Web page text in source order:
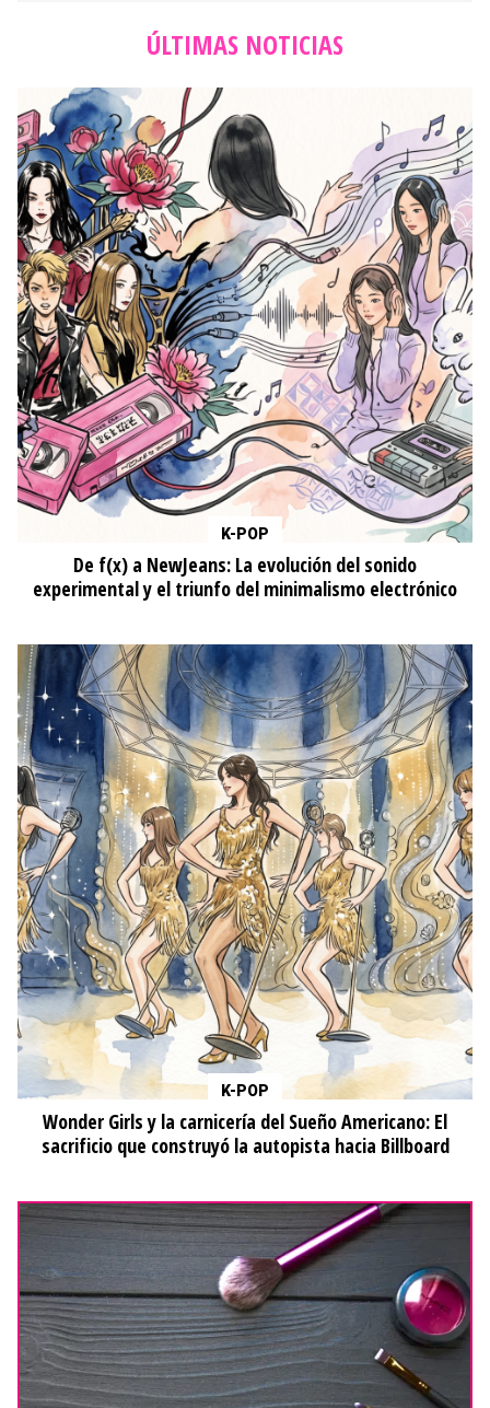
ÚLTIMAS NOTICIAS
K-POP
De f(x) a NewJeans: La evolución del sonido
experimental y el triunfo del minimalismo electrónico
K-POP
Wonder Girls y la carnicería del Sueño Americano: El
sacrificio que construyó la autopista hacia Billboard